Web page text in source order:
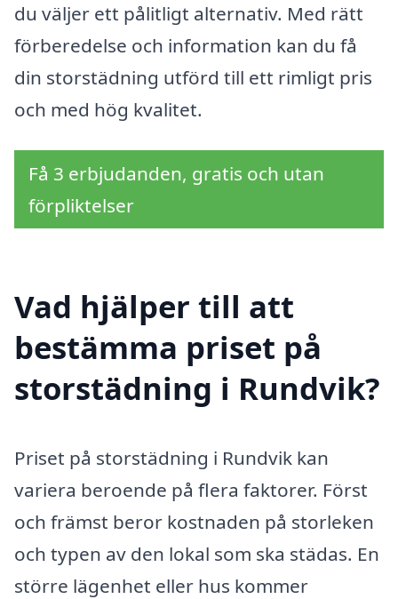
du väljer ett pålitligt alternativ. Med rätt
förberedelse och information kan du få
din storstädning utförd till ett rimligt pris
och med hög kvalitet.
Få 3 erbjudanden, gratis och utan
förpliktelser
Vad hjälper till att
bestämma priset på
storstädning i Rundvik?
Priset på storstädning i Rundvik kan
variera beroende på flera faktorer. Först
och främst beror kostnaden på storleken
och typen av den lokal som ska städas. En
större lägenhet eller hus kommer